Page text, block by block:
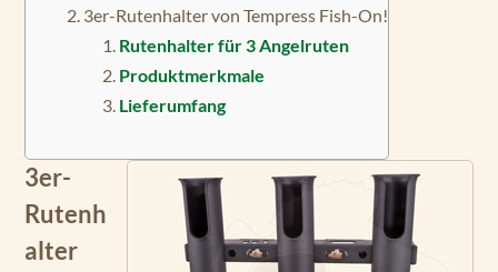
3er-Rutenhalter von Tempress Fish-On!
Rutenhalter für 3 Angelruten
Produktmerkmale
Lieferumfang
3er-
Rutenh
alter